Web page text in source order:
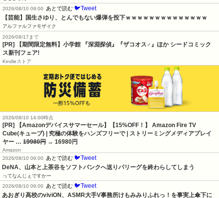
2026/08/10 09:00
あとで読む 🐦Tweet
【芸能】国生さゆり、とんでもない爆弾を投下ｗｗｗｗｗｗｗｗｗｗｗｗｗｗ
アルファルファモザイク
2026/08/17まで
[PR] 【期間限定無料】小学館 『深淵探偵』『ザコオス♂』ほか シードコミック
ス新刊フェア!
Kindleストア
2026/08/10 14:00時点
[PR] 【Amazonデバイスサマーセール】【15%OFF！】 Amazon Fire TV
Cube(キューブ) | 究極の体験をハンズフリーで | ストリーミングメディアプレイ
ヤー … 19980円 → 16980円
Amazon
2026/08/10 09:00
あとで読む 🐦Tweet
DeNA、山本と上茶谷をソフトバンクへ送りパリーグを終わらしてしまう
ってなんじぇですかー
2026/08/10 09:00
あとで読む 🐦Tweet
あおぎり高校のviviON、ASMR大手V事務所けもみみりふれっ！を事実上傘下に